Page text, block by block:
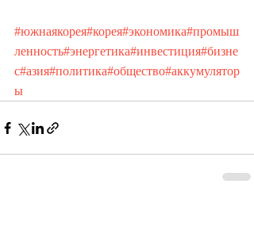
#южнаякорея#корея#экономика#промыш
ленность#энергетика#инвестиция#бизне
с#азия#политика#общество#аккумулятор
ы